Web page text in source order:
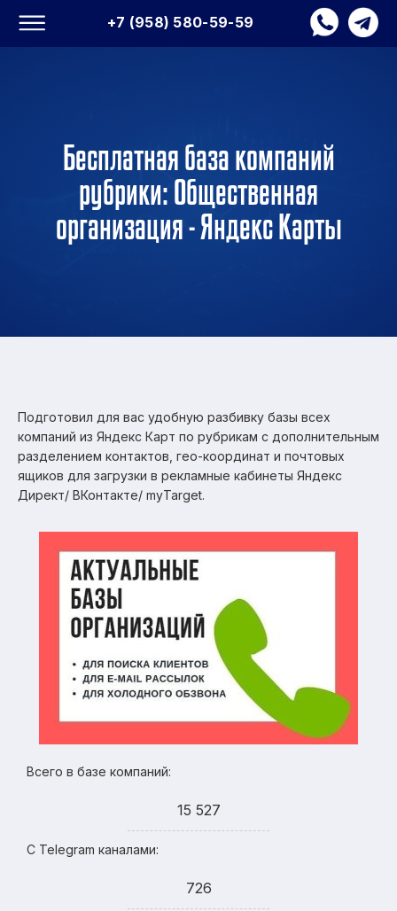
+7 (958) 580-59-59
Бесплатная база компаний
рубрики: Общественная
организация - Яндекс Карты
Подготовил для вас удобную разбивку базы всех
компаний из Яндекс Карт по рубрикам с дополнительным
разделением контактов, гео-координат и почтовых
ящиков для загрузки в рекламные кабинеты Яндекс
Директ/ ВКонтакте/ myTarget.
Всего в базе компаний:
15 527
С Telegram каналами:
726